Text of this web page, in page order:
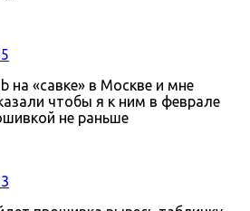
на «савке» в Москве и мне
чтобы я к ним в феврале
не раньше